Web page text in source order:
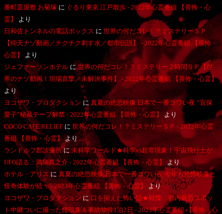
番町皿屋敷 お菊塚 に ぐるり東京 江戸散歩 - 2022年心霊番組 【畏怖・心
霊】
より
日和佐トンネルの電話ボックス に 世界の何だコレ！？ミステリーＳＰ
【仰天ナゾ動画／チクチク刺す水／都市伝説】 - 2022年心霊番組 【畏怖・
心霊】
より
ジェファーソンホテル に世界の何だコレ！？ミステリー２時間ＳＰ【世
界のナゾ動画！現場直撃／未解決事件】 - 2022年心霊番組 【畏怖・心霊】
より
ヨコザワ・プロダクション に 真夏の絶恐映像 日本で一番コワい夜 “宜保
愛子”秘蔵テープ解禁 - 2022年心霊番組 【畏怖・心霊】より
COCO CAFE RELIEF に 世界の何だコレ！？ミステリーＳＰ - 2022年心霊
番組 【畏怖・心霊】 より
ランドルフ郡診療所に未科学ワールド★科学vs超常現象！宇宙飛行士が
UFO語る…満島真之介 - 2022年心霊番組 【畏怖・心霊】 より
ホテル・アリスに 真夏の絶恐映像 日本で一番コワい夜 今年も恐怖映像と
怪奇体験が続々 - 2023年心霊番組 【畏怖・心霊】
より
ヨコザワ・プロダクションに口を揃えた怖い話★戦慄…都内最恐スポッ
ト中継ついに撮った怪現象＆事故物件1泊2日 - 2023年心霊番組 【畏怖・心